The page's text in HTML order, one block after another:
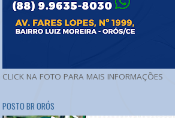
CLICK NA FOTO PARA MAIS INFORMAÇÕES
POSTO BR ORÓS